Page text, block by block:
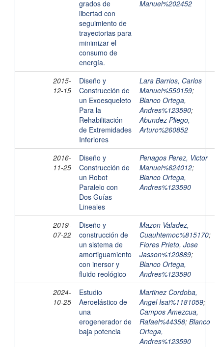
grados de
libertad con
seguimiento de
trayectorias para
minimizar el
consumo de
energía.
Manuel%202452
2015-
12-15
Diseño y
Construcción de
un Exoesqueleto
Para la
Rehabilitación
de Extremidades
Inferiores
Lara Barrios, Carlos
Manuel%550159;
Blanco Ortega,
Andres%123590;
Abundez Pliego,
Arturo%260852
2016-
11-25
Diseño y
Construcción de
un Robot
Paralelo con
Dos Guías
Lineales
Penagos Perez, Victor
Manuel%624012;
Blanco Ortega,
Andres%123590
2019-
07-22
Diseño y
construcción de
un sistema de
amortiguamiento
con inersor y
fluido reológico
Mazon Valadez,
Cuauhtemoc%815170;
Flores Prieto, Jose
Jasson%120889;
Blanco Ortega,
Andres%123590
2024-
10-25
Estudio
Aeroelástico de
una
erogenerador de
baja potencia
Martinez Cordoba,
Angel Isai%1181059;
Campos Amezcua,
Rafael%44358; Blanco
Ortega,
Andres%123590